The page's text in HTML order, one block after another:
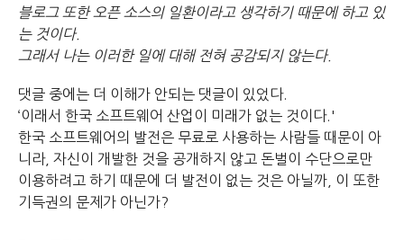
블로그 또한 오픈 소스의 일환이라고 생각하기 때문에 하고 있
는 것이다.
그래서 나는 이러한 일에 대해 전혀 공감되지 않는다.
댓글 중에는 더 이해가 안되는 댓글이 있었다.
‘이래서 한국 소프트웨어 산업이 미래가 없는 것이다.'
한국 소프트웨어의 발전은 무료로 사용하는 사람들 때문이 아
니라, 자신이 개발한 것을 공개하지 않고 돈벌이 수단으로만
이용하려고 하기 때문에 더 발전이 없는 것은 아닐까, 이 또한
기득권의 문제가 아닌가?